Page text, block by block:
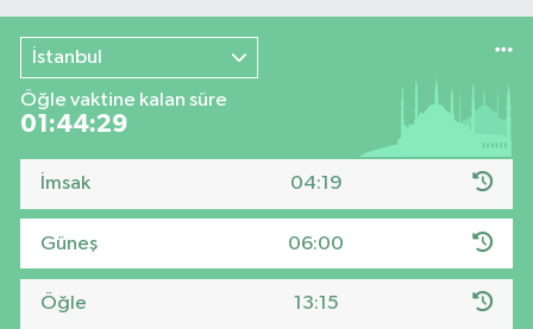
İstanbul
Öğle vaktine kalan süre
01:44:28
İmsak 04:19
Güneş 06:00
Öğle 13:15